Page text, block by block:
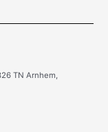
TN Arnhem,